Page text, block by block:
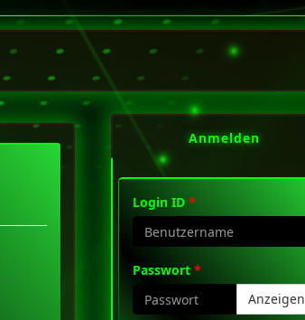
Anmelden
Login ID*
Passwort*
Anzeigen